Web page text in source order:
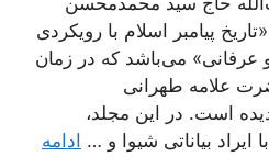
پیامبر اسلام با رویکردی
و عرفانی» می‌باشد که در زمان
علامه طهرانی
است. در این مجلد،
بیاناتی شیوا و … ادامه